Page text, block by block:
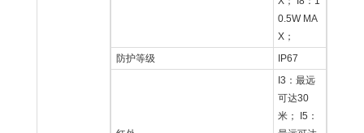
0.5W MA
X；
防护等级
IP67
I3：最远
可达30
米； I5：